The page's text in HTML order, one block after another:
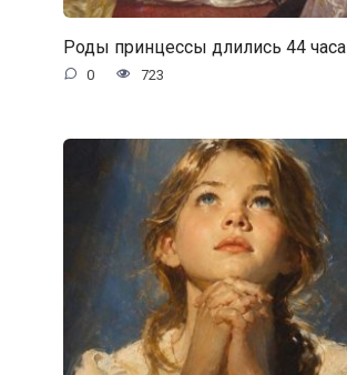
Роды принцессы длились 44 часа
0 723